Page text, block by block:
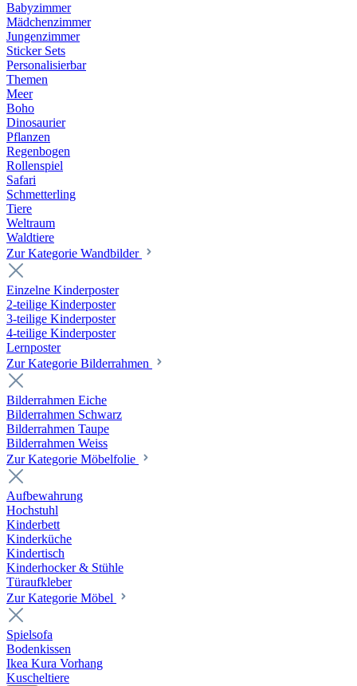
Babyzimmer
Mädchenzimmer
Jungenzimmer
Sticker Sets
Personalisierbar
Themen
Meer
Boho
Dinosaurier
Pflanzen
Regenbogen
Rollenspiel
Safari
Schmetterling
Tiere
Weltraum
Waldtiere
Zur Kategorie Wandbilder
Einzelne Kinderposter
2-teilige Kinderposter
3-teilige Kinderposter
4-teilige Kinderposter
Lernposter
Zur Kategorie Bilderrahmen
Bilderrahmen Eiche
Bilderrahmen Schwarz
Bilderrahmen Taupe
Bilderrahmen Weiss
Zur Kategorie Möbelfolie
Aufbewahrung
Hochstuhl
Kinderbett
Kinderküche
Kindertisch
Kinderhocker & Stühle
Türaufkleber
Zur Kategorie Möbel
Spielsofa
Bodenkissen
Ikea Kura Vorhang
Kuscheltiere